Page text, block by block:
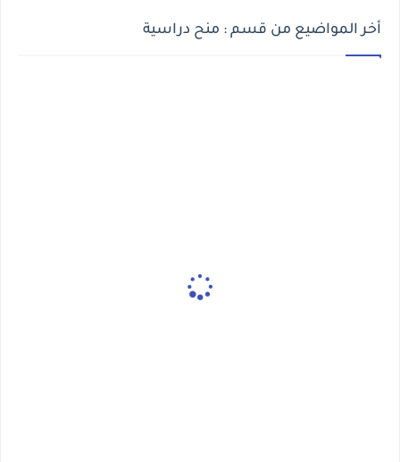
أخر المواضيع من قسم : منح دراسية